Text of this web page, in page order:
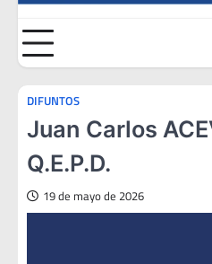
DIFUNTOS
Juan Carlos
Q.E.P.D.
19 de mayo de 2026